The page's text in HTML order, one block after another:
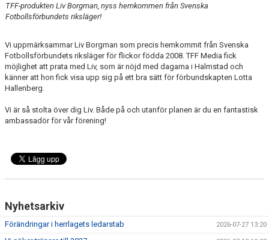
TFF-produkten Liv Borgman, nyss hemkommen från Svenska
Fotbollsförbundets riksläger!
Vi uppmärksammar Liv Borgman som precis hemkommit från Svenska
Fotbollsförbundets riksläger för flickor födda 2008. TFF Media fick
möjlighet att prata med Liv, som är nöjd med dagarna i Halmstad och
känner att hon fick visa upp sig på ett bra sätt för förbundskapten Lotta
Hallenberg.
Vi är så stolta över dig Liv. Både på och utanför planen är du en fantastisk
ambassadör för vår förening!
Nyhetsarkiv
Förändringar i herrlagets ledarstab 2026-07-27 13:20